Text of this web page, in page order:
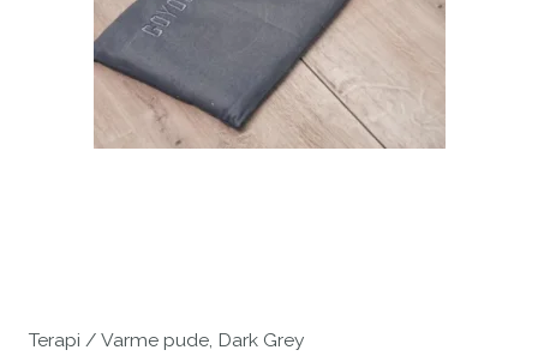
Terapi / Varme pude, Dark Grey